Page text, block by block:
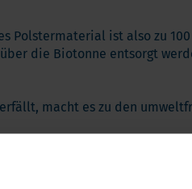
Polstermaterial ist also zu
die Biotonne entsorgt
macht es zu den